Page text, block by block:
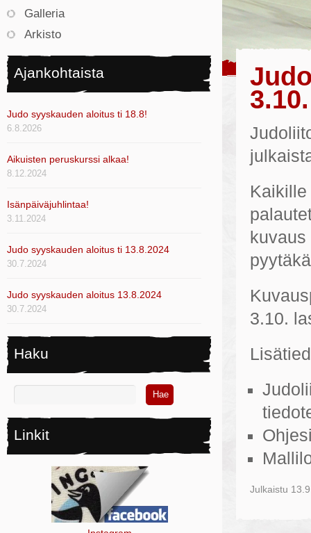
Galleria
Arkisto
Ajankohtaista
Judo syyskauden aloitus ti 18.8!
6.8.2026
Aikuisten peruskurssi alkaa!
8.12.2024
Isänpäiväjuhlintaa!
3.11.2024
Judo syyskauden aloitus ti 13.8.2024
30.7.2024
Judo syyskauden aloitus 13.8.2024
30.7.2024
Haku
Linkit
3.10.
3.10.
Julkaistu